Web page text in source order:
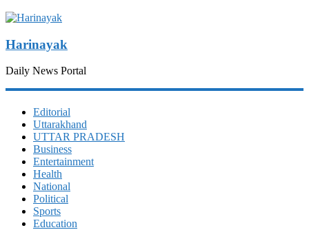
Harinayak
Daily News Portal
Editorial
Uttarakhand
UTTAR PRADESH
Business
Entertainment
Health
National
Political
Sports
Education